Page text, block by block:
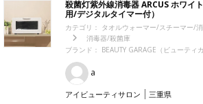
殺菌灯紫外線消毒器 ARCUS ホワイ
用/デジタルタイマー付）
カテゴリ： タオルウォーマー/スチーマー/
消毒器/殺菌庫
ブランド： BEAUTY GARAGE（ビューティ
a
アイビューティサロン
三重県